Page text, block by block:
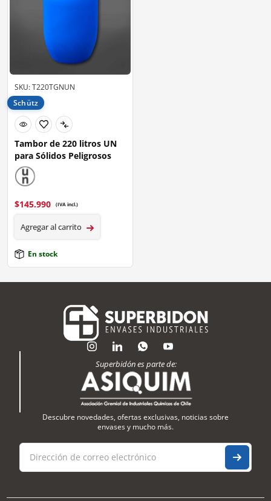
SKU: T220TGNUN
Schütz
Tambor de 220 litros UN
para Sólidos Peligrosos
$145.990 (IVA incl.)
Agregar al carrito
En stock
Superbidón es parte de:
Descubre novedades, ofertas exclusivas, noticias sobre
envases y mucho más.